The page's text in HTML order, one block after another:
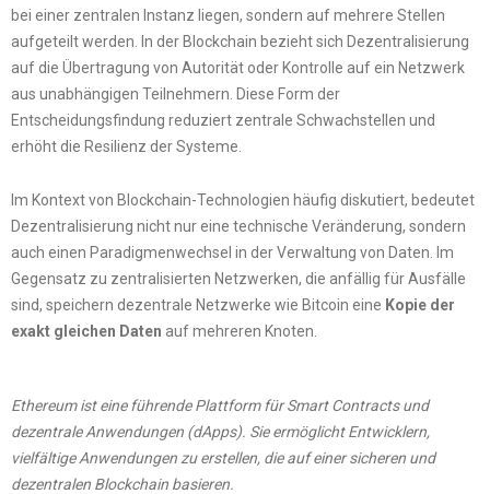
bei einer zentralen Instanz liegen, sondern auf mehrere Stellen
aufgeteilt werden. In der Blockchain bezieht sich Dezentralisierung
auf die Übertragung von Autorität oder Kontrolle auf ein Netzwerk
aus unabhängigen Teilnehmern. Diese Form der
Entscheidungsfindung reduziert zentrale Schwachstellen und
erhöht die Resilienz der Systeme.
Im Kontext von Blockchain-Technologien häufig diskutiert, bedeutet
Dezentralisierung nicht nur eine technische Veränderung, sondern
auch einen Paradigmenwechsel in der Verwaltung von Daten. Im
Gegensatz zu zentralisierten Netzwerken, die anfällig für Ausfälle
sind, speichern dezentrale Netzwerke wie Bitcoin eine Kopie der
exakt gleichen Daten auf mehreren Knoten.
Ethereum ist eine führende Plattform für Smart Contracts und
dezentrale Anwendungen (dApps). Sie ermöglicht Entwicklern,
vielfältige Anwendungen zu erstellen, die auf einer sicheren und
dezentralen Blockchain basieren.